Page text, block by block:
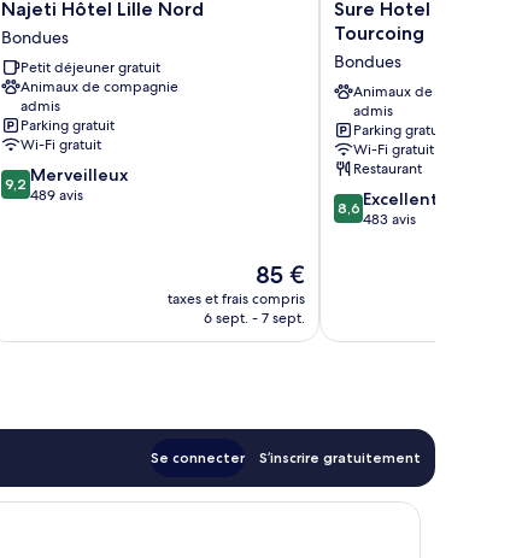
Najeti
Hôtel
Lille
Nord
Bondues
Najeti Hôtel Lille Nord
Bondues
Petit déjeuner gratuit
Animaux de compagnie
admis
Parking gratuit
Wi-Fi gratuit
9.2
sur
9,2 Merveilleux
489 avis
Le
nouveau
prix
85 €
taxes et frais compris
6 sept. - 7 sept.
Sure
Hotel
Best
Western
Lille
Tourcoing
Bondues
Sure Hotel by Best
Tourcoing
Bondues
Animaux de compagnie
admis
Parking gratuit
Wi-Fi gratuit
Restaurant
8.6
sur
8,6 Excellent
483 avis
Se connecter S’inscrire gratuitement